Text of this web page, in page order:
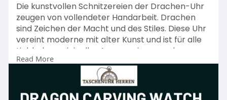
Die kunstvollen Schnitzereien der Drachen-Uhr
zeugen von vollendeter Handarbeit. Drachen
sind Zeichen der Macht und des Stiles. Diese Uhr
vereint moderne mit alter Kunst und ist für alle
Liebhaber origineller Accessorien geradezu
geschaffen. Überzeugen Sie sich selbst, wie Sie
mit dieser edlen Uhr Ihrer Liebhaberei an
schöner Formgebung ein Gesicht geben können.
Read More